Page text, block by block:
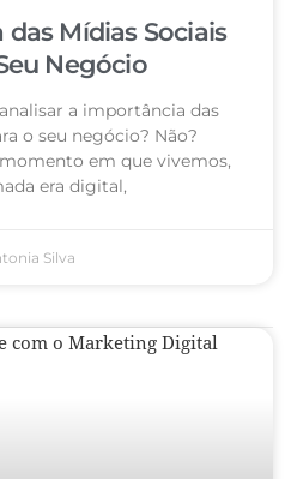
Mídias Sociais
Negócio
a importância das
o seu negócio? Não?
em que vivemos,
era digital,
Silva